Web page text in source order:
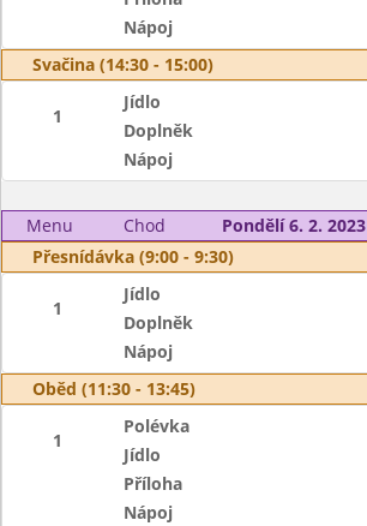
Nápoj
Svačina (14:30 - 15:00)
1
Jídlo
Doplněk
Nápoj
Menu Chod
Pondělí 6. 2. 2023
Přesnídávka (9:00 - 9:30)
1
Jídlo
Doplněk
Nápoj
Oběd (11:30 - 13:45)
1
Polévka
Jídlo
Příloha
Nápoj